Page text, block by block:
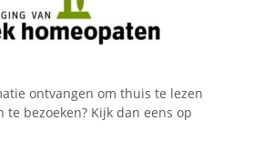
ontvangen om thuis te lezen
bezoeken? Kijk dan eens op